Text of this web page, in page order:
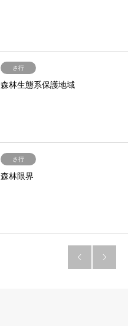
さ行
森林生態系保護地域
さ行
森林限界
 